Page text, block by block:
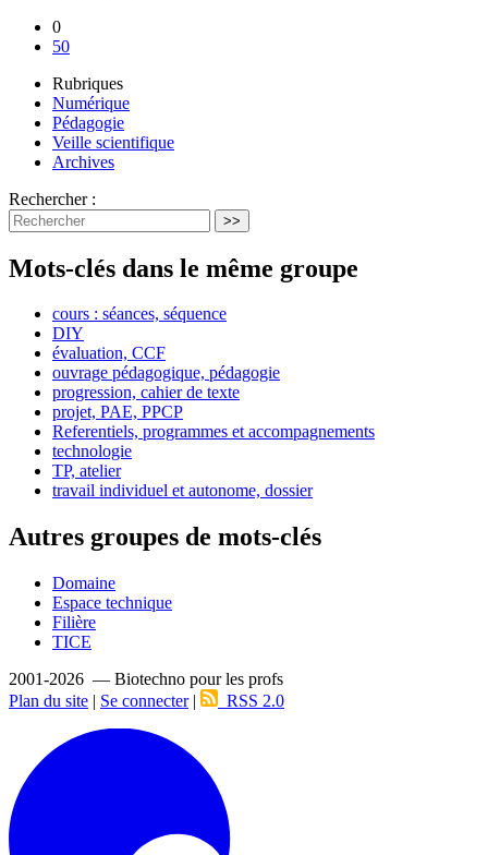
0
50
Rubriques
Numérique
Pédagogie
Veille scientifique
Archives
Rechercher :
>>
Mots-clés dans le même groupe
cours : séances, séquence
DIY
évaluation, CCF
ouvrage pédagogique, pédagogie
progression, cahier de texte
projet, PAE, PPCP
Referentiels, programmes et accompagnements
technologie
TP, atelier
travail individuel et autonome, dossier
Autres groupes de mots-clés
Domaine
Espace technique
Filière
TICE
2001-2026 — Biotechno pour les profs
Plan du site | Se connecter| RSS 2.0